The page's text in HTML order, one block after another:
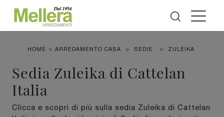
HOME > ARREDAMENTO CASA > SEDIE > ZULEIKA
Sedia Zuleika di Cattelan
Italia
Clicca e scopri di più sulla sedia Zuleika di Cattelan